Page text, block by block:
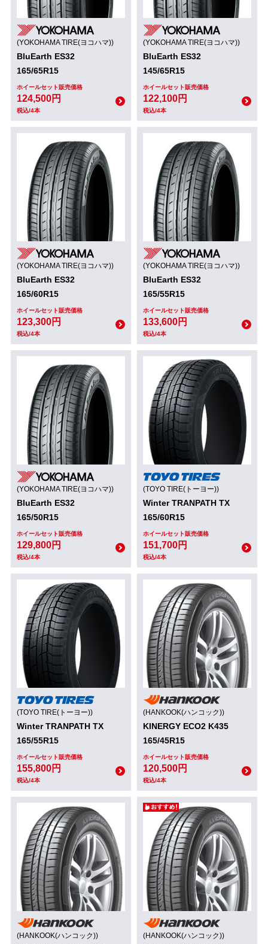
(YOKOHAMA TIRE(ヨコハマ))
BluEarth ES32
165/65R15
ホイールセット販売価格
124,500円
税込/4本
(YOKOHAMA TIRE(ヨコハマ))
BluEarth ES32
145/65R15
ホイールセット販売価格
122,100円
税込/4本
(YOKOHAMA TIRE(ヨコハマ))
BluEarth ES32
165/60R15
ホイールセット販売価格
123,300円
税込/4本
(YOKOHAMA TIRE(ヨコハマ))
BluEarth ES32
165/55R15
ホイールセット販売価格
133,600円
税込/4本
(YOKOHAMA TIRE(ヨコハマ))
BluEarth ES32
165/50R15
ホイールセット販売価格
129,800円
税込/4本
(TOYO TIRE(トーヨー))
Winter TRANPATH TX
165/60R15
ホイールセット販売価格
151,700円
税込/4本
(TOYO TIRE(トーヨー))
Winter TRANPATH TX
165/55R15
ホイールセット販売価格
155,800円
税込/4本
(HANKOOK(ハンコック))
KINERGY ECO2 K435
165/45R15
ホイールセット販売価格
120,500円
税込/4本
(HANKOOK(ハンコック)) (HANKOOK(ハンコック))